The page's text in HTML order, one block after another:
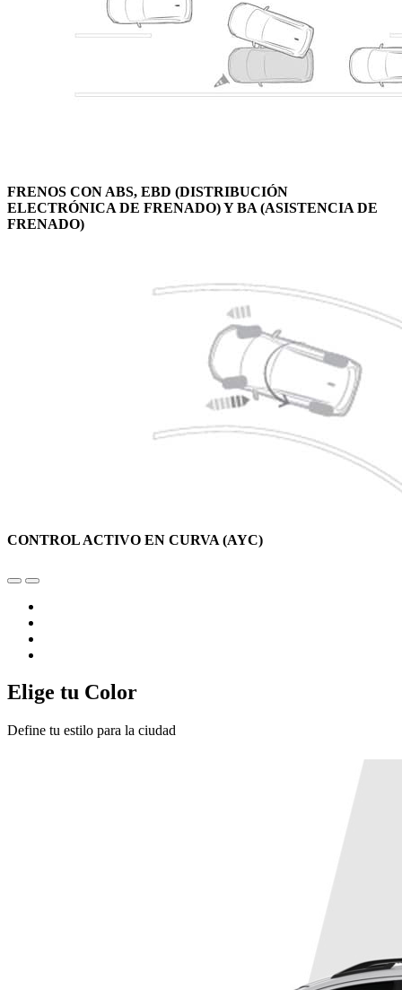
FRENOS CON ABS, EBD (DISTRIBUCIÓN
ELECTRÓNICA DE FRENADO) Y BA (ASISTENCIA DE
FRENADO)
CONTROL ACTIVO EN CURVA (AYC)
Elige tu Color
Define tu estilo para la ciudad